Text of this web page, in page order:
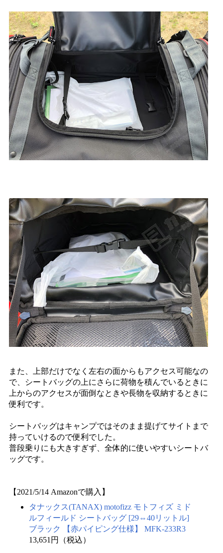
また、上部だけでなく左右の面からもアクセス可能なの
で、シートバッグの上にさらに荷物を積んでいるときに
上からのアクセスが面倒なときや長物を収納するときに
便利です。
シートバッグはキャンプではそのまま提げてサイトまで
持っていけるので便利でした。
普段乗りにも大きすぎず、全体的に使いやすいシートバ
ッグです。
【2021/5/14 Amazonで購入】
タナックス(TANAX) motofizz モトフィズ ミド
ルフィールド シートバッグ [29⇔40リットル]
ブラック 【赤パイピング仕様】 MFK-233R3
13,651円（税込）